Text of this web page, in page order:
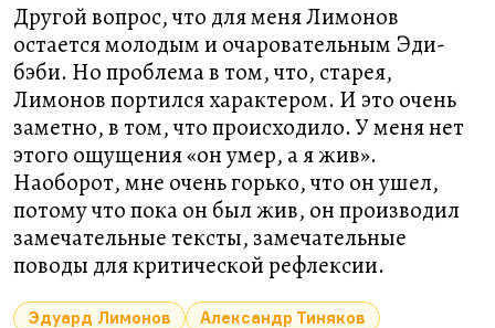
Другой вопрос, что для меня Лимонов
остается молодым и очаровательным Эди-
бэби. Но проблема в том, что, старея,
Лимонов портился характером. И это очень
заметно, в том, что происходило. У меня нет
этого ощущения «он умер, а я жив».
Наоборот, мне очень горько, что он ушел,
потому что пока он был жив, он производил
замечательные тексты, замечательные
поводы для критической рефлексии.
Эдуард Лимонов
Александр Тиняков